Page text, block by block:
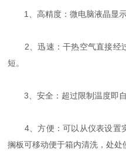
1、高精度：微电脑液晶显示
2、迅速：干热空气直接经
短。
3、安全：超过限制温度即自
4、方便：可以从仪表设置
搁板可移动便于箱内清洗，处处